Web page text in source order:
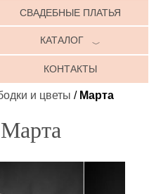
СВАДЕБНЫЕ ПЛАТЬЯ
КАТАЛОГ ﹀
КОНТАКТЫ
и цветы / Марта